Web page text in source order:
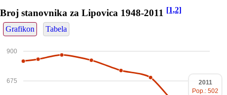
Broj stanovnika za Lipovica 1948-2011 [1,2]
Grafikon Tabela
675
900
2011
Pop.: 502